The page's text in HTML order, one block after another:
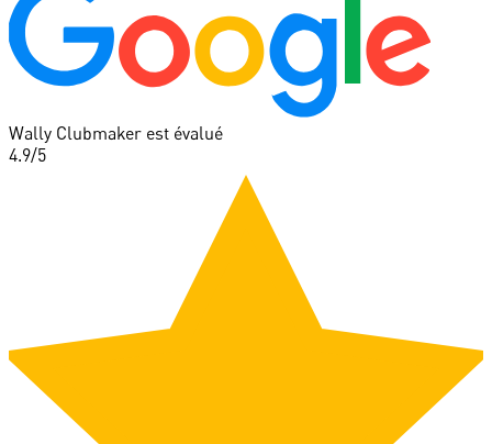
Wally Clubmaker est évalué
4.9/5